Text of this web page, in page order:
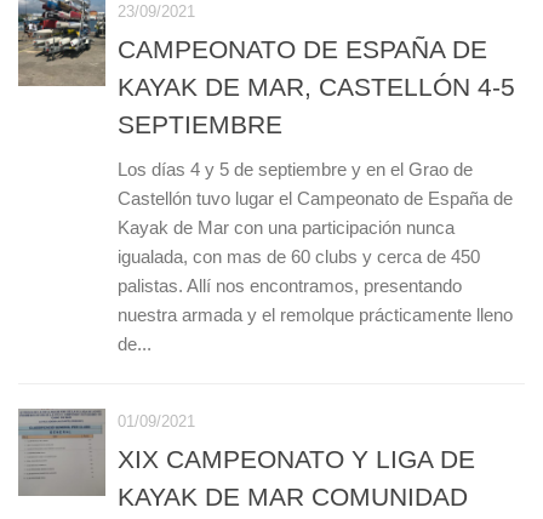
23/09/2021
CAMPEONATO DE ESPAÑA DE
KAYAK DE MAR, CASTELLÓN 4-5
SEPTIEMBRE
Los días 4 y 5 de septiembre y en el Grao de
Castellón tuvo lugar el Campeonato de España de
Kayak de Mar con una participación nunca
igualada, con mas de 60 clubs y cerca de 450
palistas. Allí nos encontramos, presentando
nuestra armada y el remolque prácticamente lleno
de...
01/09/2021
XIX CAMPEONATO Y LIGA DE
KAYAK DE MAR COMUNIDAD